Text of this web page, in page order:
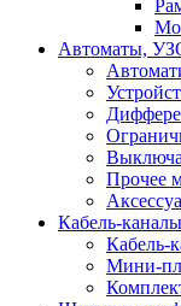
Автоматы,
Прочее
Кабель-каналы
Кабель-
Мини-